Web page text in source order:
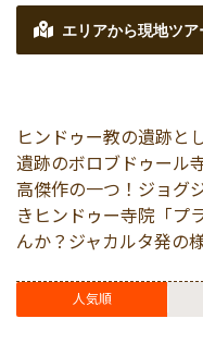
エリアから現地ツア
ヒンドゥー教の遺跡と
遺跡のボロブドゥール
高傑作の一つ！ジョグ
きヒンドゥー寺院「プ
んか？ジャカルタ発の
人気順
ウスリブ
遺産
サポート
ドネシア
ーシア
ガポール
ボジア